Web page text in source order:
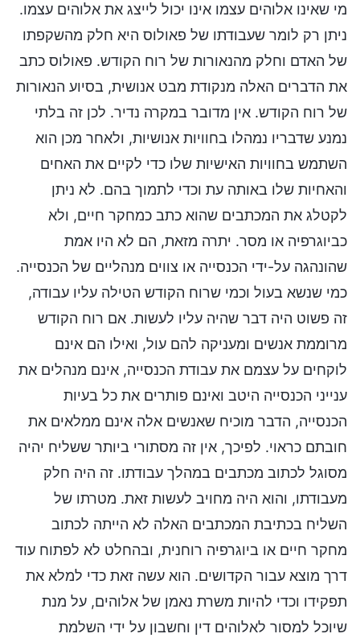
מי שאינו אלוהים עצמו אינו יכול לייצג את אלוהים עצמו.
ניתן רק לומר שעבודתו של פאולוס היא חלק מהשקפתו
של האדם וחלק מהנאורות של רוח הקודש. פאולוס כתב
את הדברים האלה מנקודת מבט אנושית, בסיוע הנאורות
של רוח הקודש. אין מדובר במקרה נדיר. לכן זה בלתי
נמנע שדבריו נמהלו בחוויות אנושיות, ולאחר מכן הוא
השתמש בחוויות האישיות שלו כדי לקיים את האחים
והאחיות שלו באותה עת וכדי לתמוך בהם. לא ניתן
לקטלג את המכתבים שהוא כתב כמחקר חיים, ולא
כביוגרפיה או מסר. יתרה מזאת, הם לא היו אמת
שהונהגה על-ידי הכנסייה או צווים מנהליים של הכנסייה.
כמי שנשא בעול וכמי שרוח הקודש הטילה עליו עבודה,
זה פשוט היה דבר שהיה עליו לעשות. אם רוח הקודש
מרוממת אנשים ומעניקה להם עול, ואילו הם אינם
לוקחים על עצמם את עבודת הכנסייה, אינם מנהלים את
ענייני הכנסייה היטב ואינם פותרים את כל בעיות
הכנסייה, הדבר מוכיח שאנשים אלה אינם ממלאים את
חובתם כראוי. לפיכך, אין זה מסתורי ביותר ששליח יהיה
מסוגל לכתוב מכתבים במהלך עבודתו. זה היה חלק
מעבודתו, והוא היה מחויב לעשות זאת. מטרתו של
השליח בכתיבת המכתבים האלה לא הייתה לכתוב
מחקר חיים או ביוגרפיה רוחנית, ובהחלט לא לפתוח עוד
דרך מוצא עבור הקדושים. הוא עשה זאת כדי למלא את
תפקידו וכדי להיות משרת נאמן של אלוהים, על מנת
שיוכל למסור לאלוהים דין וחשבון על ידי השלמת